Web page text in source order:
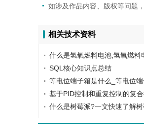
如涉及作品内容、版权等问题
相关技术资料
什么是氢氧燃料电池,氢氧燃料
SQL核心知识点总结
等电位端子箱是什么_等电位
基于PID控制和重复控制的复
什么是树莓派?一文快速了解